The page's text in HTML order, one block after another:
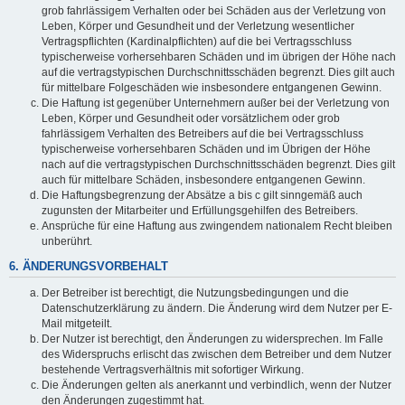
grob fahrlässigem Verhalten oder bei Schäden aus der Verletzung von
Leben, Körper und Gesundheit und der Verletzung wesentlicher
Vertragspflichten (Kardinalpflichten) auf die bei Vertragsschluss
typischerweise vorhersehbaren Schäden und im übrigen der Höhe nach
auf die vertragstypischen Durchschnittsschäden begrenzt. Dies gilt auch
für mittelbare Folgeschäden wie insbesondere entgangenen Gewinn.
Die Haftung ist gegenüber Unternehmern außer bei der Verletzung von
Leben, Körper und Gesundheit oder vorsätzlichem oder grob
fahrlässigem Verhalten des Betreibers auf die bei Vertragsschluss
typischerweise vorhersehbaren Schäden und im Übrigen der Höhe
nach auf die vertragstypischen Durchschnittsschäden begrenzt. Dies gilt
auch für mittelbare Schäden, insbesondere entgangenen Gewinn.
Die Haftungsbegrenzung der Absätze a bis c gilt sinngemäß auch
zugunsten der Mitarbeiter und Erfüllungsgehilfen des Betreibers.
Ansprüche für eine Haftung aus zwingendem nationalem Recht bleiben
unberührt.
6. ÄNDERUNGSVORBEHALT
Der Betreiber ist berechtigt, die Nutzungsbedingungen und die
Datenschutzerklärung zu ändern. Die Änderung wird dem Nutzer per E-
Mail mitgeteilt.
Der Nutzer ist berechtigt, den Änderungen zu widersprechen. Im Falle
des Widerspruchs erlischt das zwischen dem Betreiber und dem Nutzer
bestehende Vertragsverhältnis mit sofortiger Wirkung.
Die Änderungen gelten als anerkannt und verbindlich, wenn der Nutzer
den Änderungen zugestimmt hat.